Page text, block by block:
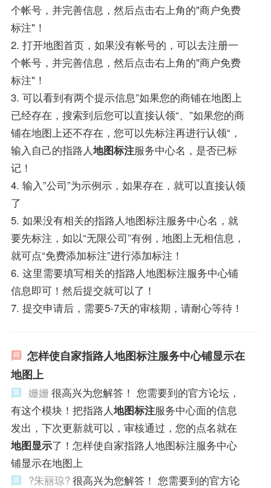
个帐号，并完善信息，然后点击右上角的"商户免费
标注"！
2. 打开地图首页，如果没有帐号的，可以去注册一
个帐号，并完善信息，然后点击右上角的"商户免费
标注"！
3. 可以看到有两个提示信息”如果您的商铺在地图上
已经存在，搜索到后您可以直接认领“、”如果您的商
铺在地图上还不存在，您可以先标注再进行认领“，
输入自己的指路人地图标注服务中心名，是否已标
记！
4. 输入”公司”为示例示，如果存在，就可以直接认领
了
5. 如果没有相关的指路人地图标注服务中心名，就
要先标注，如以“无限公司”有例，地图上无相信息，
就可点“免费添加标注”进行添加标注！
6. 这里需要填写相关的指路人地图标注服务中心铺
信息即可！然后提交就可以了！
7. 提交申请后，需要5-7天的审核期，请耐心等待！
怎样使自家指路人地图标注服务中心铺显示在
地图上
姗姗 很高兴为您解答！ 您需要到的官方论坛，
有这个模块！把指路人地图标注服务中心面的信息
发出，下次更新就可以，审核通过，您的点名就在
地图显示了！怎样使自家指路人地图标注服务中心
铺显示在地图上
?朱丽琼?很高兴为您解答！ 您需要到的官方论